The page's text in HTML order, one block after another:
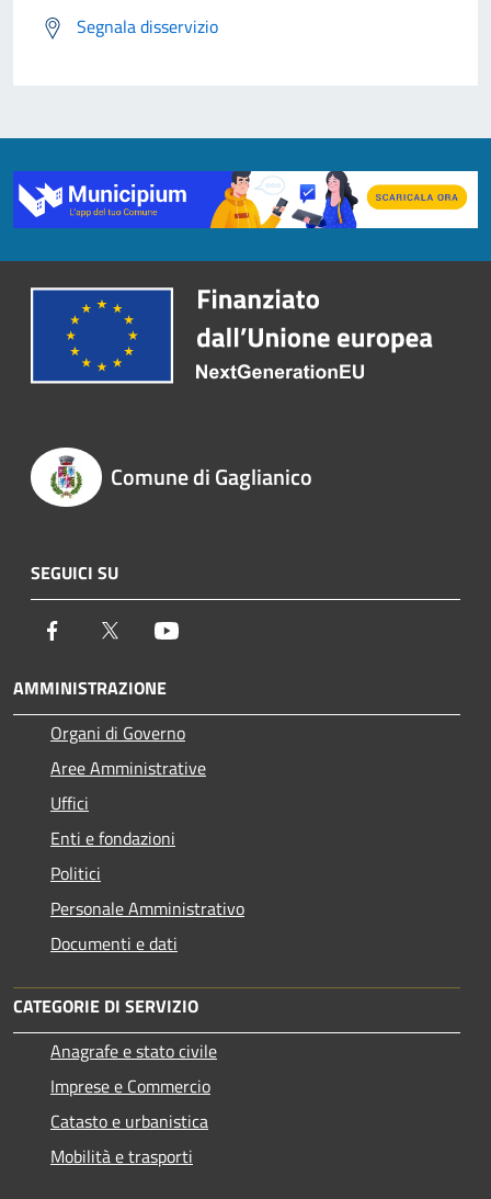
Segnala disservizio
Comune di Gaglianico
SEGUICI SU
Facebook Twitter
AMMINISTRAZIONE
Organi di Governo
Aree Amministrative
Uffici
Enti e fondazioni
Politici
Personale Amministrativo
Documenti e dati
CATEGORIE DI SERVIZIO
Anagrafe e stato civile
Imprese e Commercio
Catasto e urbanistica
Mobilità e trasporti